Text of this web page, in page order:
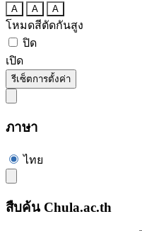
A A A
โหมดสีตัดกันสูง
ปิด
เปิด
รีเซ็ตการตั้งค่า
ภาษา
ไทย
สืบค้น Chula.ac.th